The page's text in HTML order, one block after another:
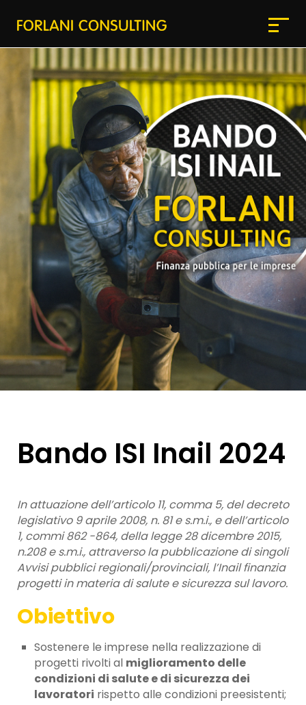
Bando ISI Inail 2024
In attuazione dell’articolo 11, comma 5, del decreto
legislativo 9 aprile 2008, n. 81 e s.m.i., e dell’articolo
1, commi 862 -864, della legge 28 dicembre 2015,
n.208 e s.m.i., attraverso la pubblicazione di singoli
Avvisi pubblici regionali/provinciali, l’Inail finanzia
progetti in materia di salute e sicurezza sul lavoro.
Obiettivo
Sostenere le imprese nella realizzazione di
progetti rivolti al miglioramento delle
condizioni di salute e di sicurezza dei
lavoratori rispetto alle condizioni preesistenti;